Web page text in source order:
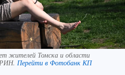
жителей Томска и области
Перейти в Фотобанк КП